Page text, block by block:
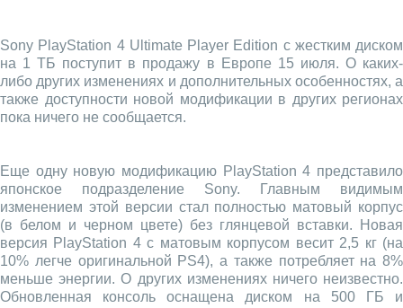
Sony PlayStation 4 Ultimate Player Edition с жестким диском
на 1 ТБ поступит в продажу в Европе 15 июля. О каких-
либо других изменениях и дополнительных особенностях, а
также доступности новой модификации в других регионах
пока ничего не сообщается.
Еще одну новую модификацию PlayStation 4 представило
японское подразделение Sony. Главным видимым
изменением этой версии стал полностью матовый корпус
(в белом и черном цвете) без глянцевой вставки. Новая
версия PlayStation 4 с матовым корпусом весит 2,5 кг (на
10% легче оригинальной PS4), а также потребляет на 8%
меньше энергии. О других изменениях ничего неизвестно.
Обновленная консоль оснащена диском на 500 ГБ и